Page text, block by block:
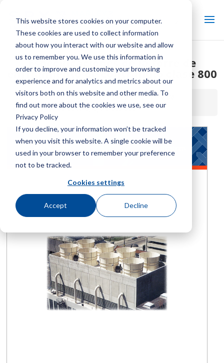
This website stores cookies on your computer.
These cookies are used to collect information
about how you interact with our website and allow
us to remember you. We use this information in
order to improve and customize your browsing
experience and for analytics and metrics about our
visitors both on this website and other media. To
find out more about the cookies we use, see our
Privacy Policy
If you decline, your information won’t be tracked
when you visit this website. A single cookie will be
used in your browser to remember your preference
not to be tracked.
Cookies settings
Accept Decline
Especificaciones de la torre de
enfriamiento de contraflujo clase 800
Inicio / Biblioteca /Especificaciones de la torre de
enfriamiento de contraflujo clase 800